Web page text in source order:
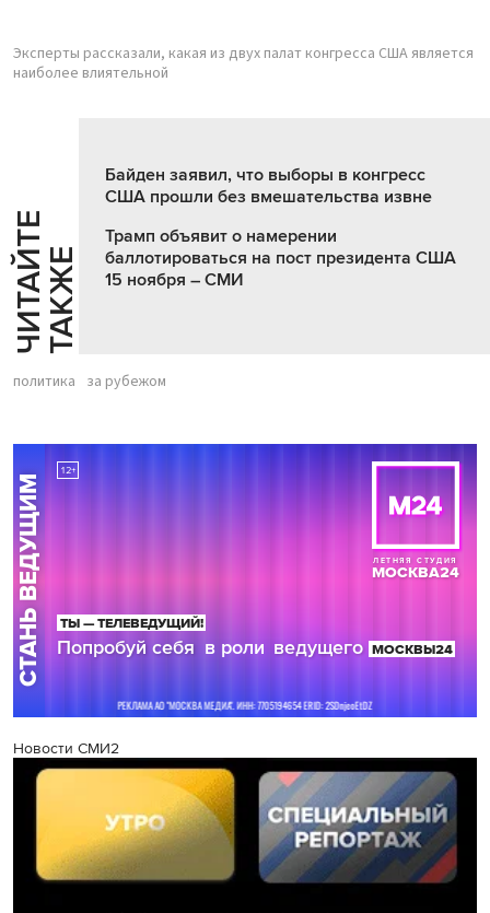
Эксперты рассказали, какая из двух палат конгресса США является
наиболее влиятельной
Ч
И
Т
АЙ
Т
Е
Т
А
К
ЖЕ
Байден заявил, что выборы в конгресс
США прошли без вмешательства извне
Трамп объявит о намерении
баллотироваться на пост президента США
15 ноября – СМИ
политика за рубежом
Новости СМИ2